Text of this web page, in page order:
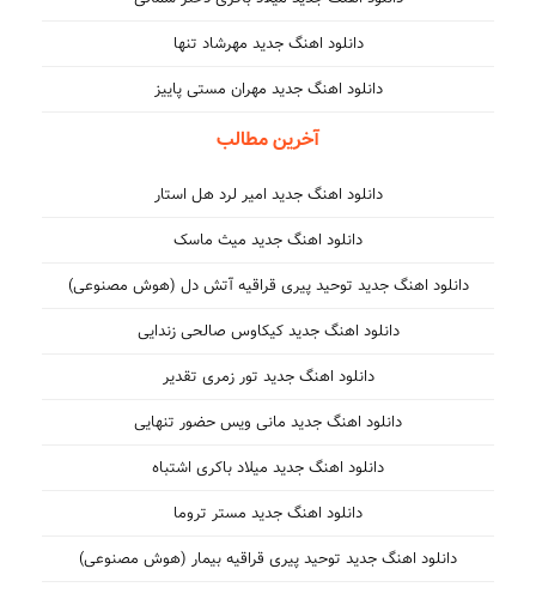
دانلود اهنگ جدید مهرشاد تنها
دانلود اهنگ جدید مهران مستی پاییز
آخرین مطالب
دانلود اهنگ جدید امیر لرد هل استار
دانلود اهنگ جدید میث ماسک
دانلود اهنگ جدید توحید پیری قراقیه آتش دل (هوش مصنوعی)
دانلود اهنگ جدید کیکاوس صالحی زندایی
دانلود اهنگ جدید تور زمری تقدیر
دانلود اهنگ جدید مانی ویس حضور تنهایی
دانلود اهنگ جدید میلاد باکری اشتباه
دانلود اهنگ جدید مستر تروما
دانلود اهنگ جدید توحید پیری قراقیه بیمار (هوش مصنوعی)